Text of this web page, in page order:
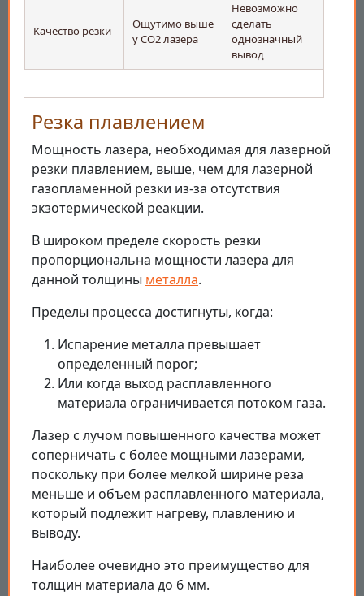
Качество резки
Ощутимо выше
у CO2 лазера
Невозможно
сделать
однозначный
вывод
Резка плавлением
Мощность лазера, необходимая для лазерной
резки плавлением, выше, чем для лазерной
газопламенной резки из-за отсутствия
экзотермической реакции.
В широком пределе скорость резки
пропорциональна мощности лазера для
данной толщины металла.
Пределы процесса достигнуты, когда:
Испарение металла превышает
определенный порог;
Или когда выход расплавленного
материала ограничивается потоком газа.
Лазер с лучом повышенного качества может
соперничать с более мощными лазерами,
поскольку при более мелкой ширине реза
меньше и объем расплавленного материала,
который подлежит нагреву, плавлению и
выводу.
Наиболее очевидно это преимущество для
толщин материала до 6 мм.